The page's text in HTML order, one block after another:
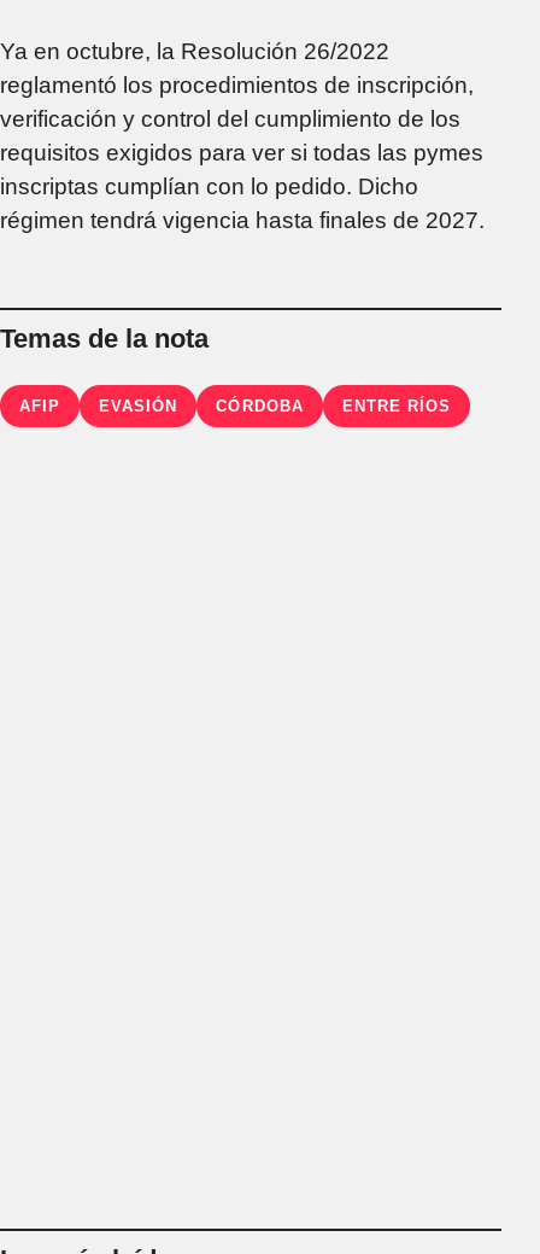
Ya en octubre, la Resolución 26/2022
reglamentó los procedimientos de inscripción,
verificación y control del cumplimiento de los
requisitos exigidos para ver si todas las pymes
inscriptas cumplían con lo pedido. Dicho
régimen tendrá vigencia hasta finales de 2027.
Temas de la nota
AFIP EVASIÓN CÓRDOBA ENTRE RÍOS